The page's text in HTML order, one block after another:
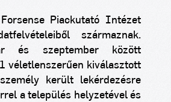
Piackutató Intézet
származnak.
és szeptember között
véletlenszerűen kiválasztott
került lekérdezésre
a település helyzetével és